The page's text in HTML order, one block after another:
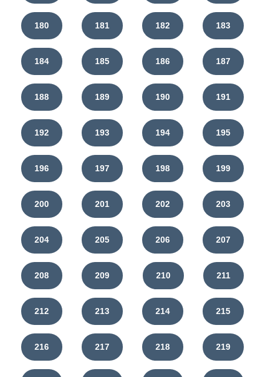
180 181 182 183
184 185 186 187
188 189 190 191
192 193 194 195
196 197 198 199
200 201 202 203
204 205 206 207
208 209 210 211
212 213 214 215
216 217 218 219